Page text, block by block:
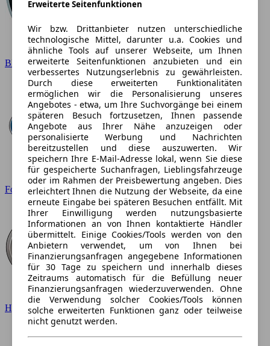
BMW
Ford
Hyundai
Erweiterte Seitenfunktionen
Wir bzw. Drittanbieter nutzen unterschiedliche
technologische Mittel, darunter u.a. Cookies und
ähnliche Tools auf unserer Webseite, um Ihnen
erweiterte Seitenfunktionen anzubieten und ein
verbessertes Nutzungserlebnis zu gewährleisten.
Durch diese erweiterten Funktionalitäten
ermöglichen wir die Personalisierung unseres
Angebotes - etwa, um Ihre Suchvorgänge bei einem
späteren Besuch fortzusetzen, Ihnen passende
Angebote aus Ihrer Nähe anzuzeigen oder
personalisierte Werbung und Nachrichten
bereitzustellen und diese auszuwerten. Wir
speichern Ihre E-Mail-Adresse lokal, wenn Sie diese
für gespeicherte Suchanfragen, Lieblingsfahrzeuge
oder im Rahmen der Preisbewertung angeben. Dies
erleichtert Ihnen die Nutzung der Webseite, da eine
erneute Eingabe bei späteren Besuchen entfällt. Mit
Ihrer Einwilligung werden nutzungsbasierte
Informationen an von Ihnen kontaktierte Händler
übermittelt. Einige Cookies/Tools werden von den
Anbietern verwendet, um von Ihnen bei
Finanzierungsanfragen angegebene Informationen
für 30 Tage zu speichern und innerhalb dieses
Zeitraums automatisch für die Befüllung neuer
Finanzierungsanfragen wiederzuverwenden. Ohne
die Verwendung solcher Cookies/Tools können
solche erweiterten Funktionen ganz oder teilweise
nicht genutzt werden.